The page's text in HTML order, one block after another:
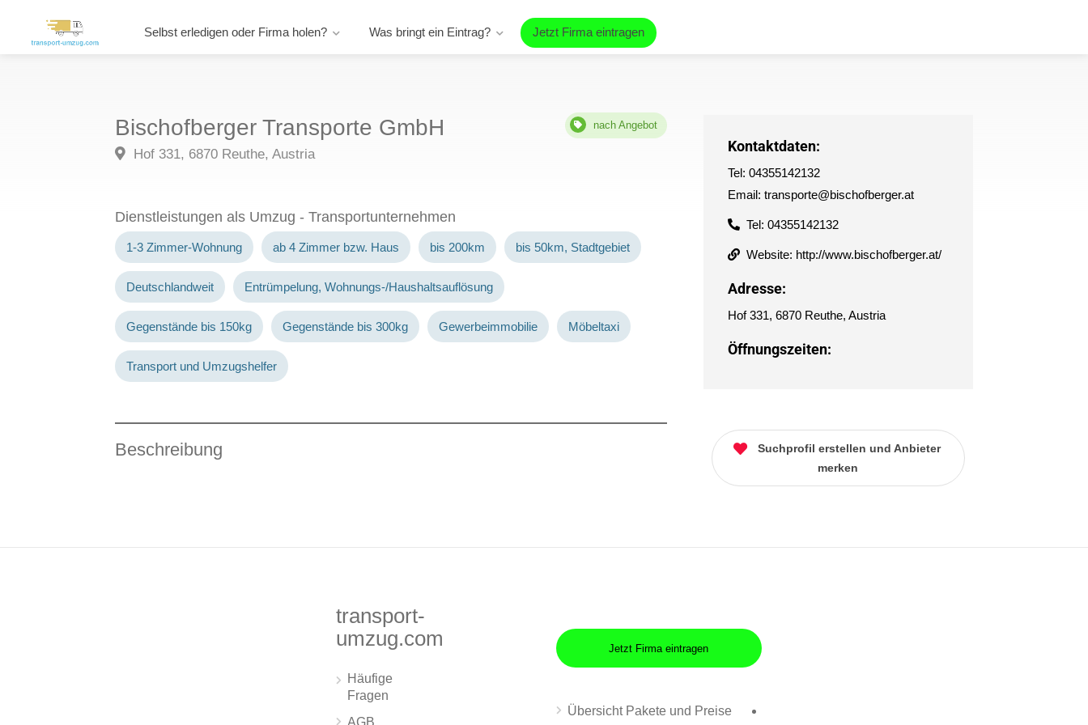
Selbst erledigen oder Firma holen? Was bringt ein Eintrag? Jetzt Firma eintragen
Bischofberger Transporte GmbH nach Angebot
Hof 331, 6870 Reuthe, Austria
Dienstleistungen als Umzug - Transportunternehmen
1-3 Zimmer-Wohnung ab 4 Zimmer bzw. Haus bis 200km bis 50km, Stadtgebiet
Deutschlandweit Entrümpelung, Wohnungs-/Haushaltsauflösung
Gegenstände bis 150kg Gegenstände bis 300kg Gewerbeimmobilie Möbeltaxi
Transport und Umzugshelfer
Beschreibung
Kontaktdaten:
Tel: 04355142132
Email: transporte@bischofberger.at
Tel: 04355142132
Website: http://www.bischofberger.at/
Adresse:
Hof 331, 6870 Reuthe, Austria
Öffnungszeiten:
Suchprofil erstellen und Anbieter
merken
transport-
umzug.com
Häufige
Fragen
AGB
Jetzt Firma eintragen
Übersicht Pakete und Preise